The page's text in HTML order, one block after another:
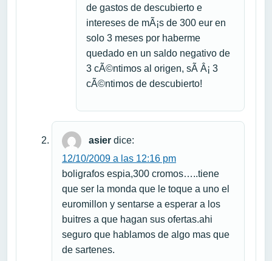
de gastos de descubierto e
intereses de mÃ¡s de 300 eur en
solo 3 meses por haberme
quedado en un saldo negativo de
3 cÃ©ntimos al origen, sÃ­ Â¡ 3
cÃ©ntimos de descubierto!
asier dice:
12/10/2009 a las 12:16 pm
boligrafos espia,300 cromos…..tiene
que ser la monda que le toque a uno el
euromillon y sentarse a esperar a los
buitres a que hagan sus ofertas.ahi
seguro que hablamos de algo mas que
de sartenes.